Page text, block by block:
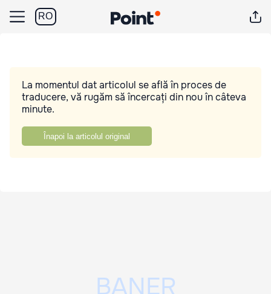
RO
La momentul dat articolul se află în proces de
traducere, vă rugăm să încercați din nou în câteva
minute.
Înapoi la articolul original